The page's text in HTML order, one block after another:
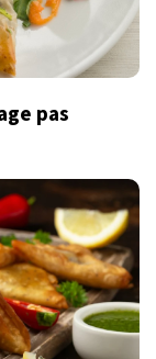
pas